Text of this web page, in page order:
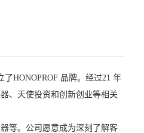
HONOPROF 品牌。经过21 年
、天使投资和创新创业等相关
等。 公司愿意成为深刻了解客